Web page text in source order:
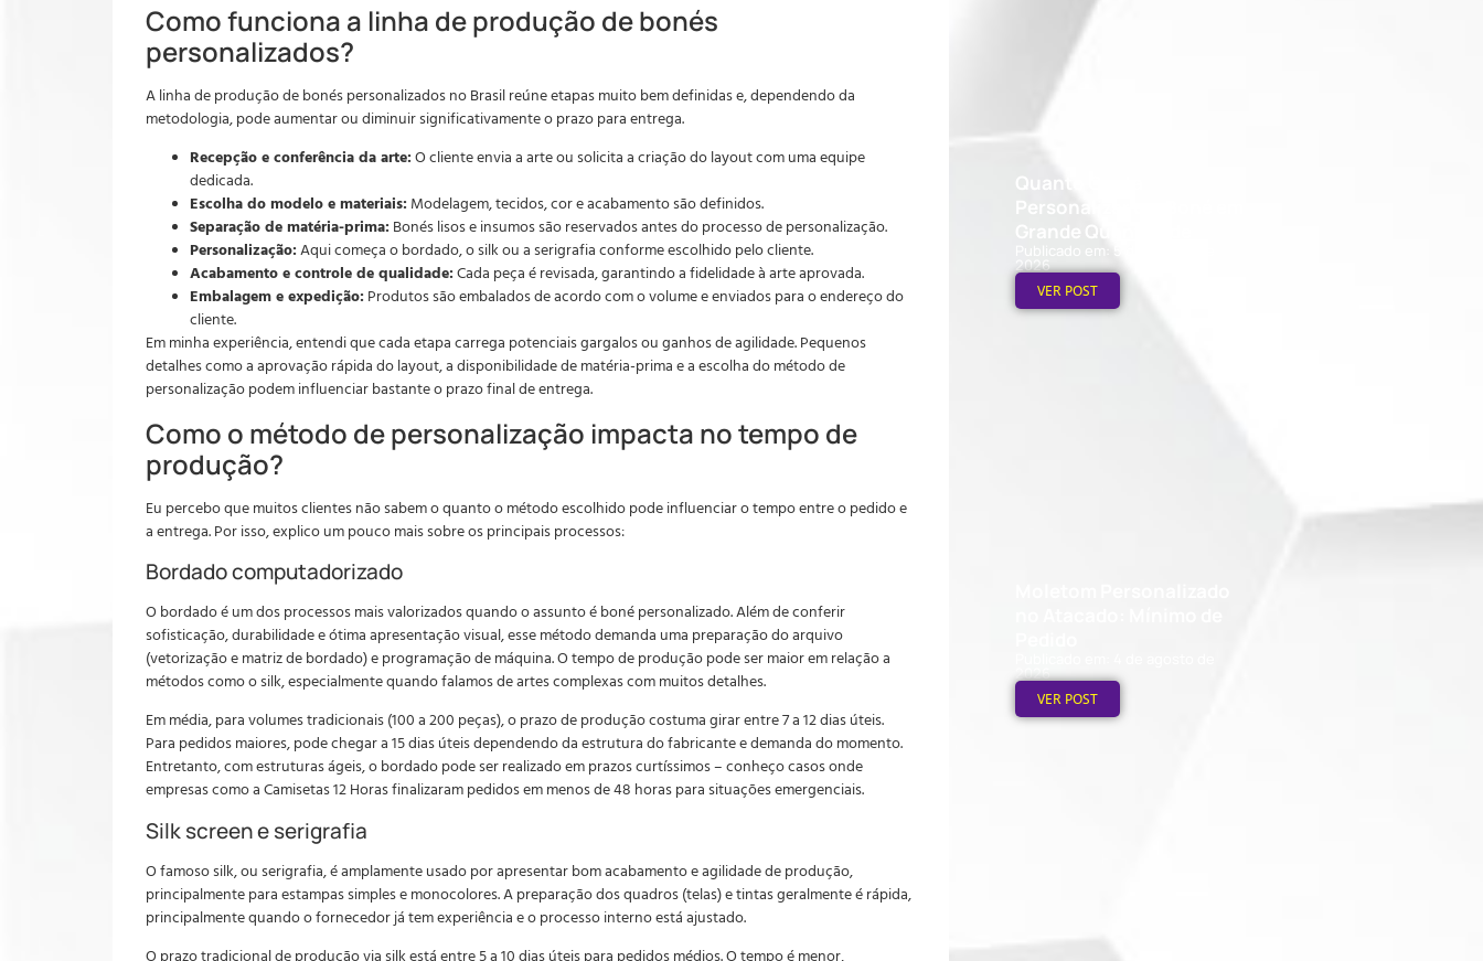
Como funciona a linha de produção de bonés
personalizados?
A linha de produção de bonés personalizados no Brasil reúne etapas muito bem definidas e, dependendo da
metodologia, pode aumentar ou diminuir significativamente o prazo para entrega.
Recepção e conferência da arte: O cliente envia a arte ou solicita a criação do layout com uma equipe
dedicada.
Escolha do modelo e materiais: Modelagem, tecidos, cor e acabamento são definidos.
Separação de matéria-prima: Bonés lisos e insumos são reservados antes do processo de personalização.
Personalização: Aqui começa o bordado, o silk ou a serigrafia conforme escolhido pelo cliente.
Acabamento e controle de qualidade: Cada peça é revisada, garantindo a fidelidade à arte aprovada.
Embalagem e expedição: Produtos são embalados de acordo com o volume e enviados para o endereço do
cliente.
Em minha experiência, entendi que cada etapa carrega potenciais gargalos ou ganhos de agilidade. Pequenos
detalhes como a aprovação rápida do layout, a disponibilidade de matéria-prima e a escolha do método de
personalização podem influenciar bastante o prazo final de entrega.
Como o método de personalização impacta no tempo de
produção?
Eu percebo que muitos clientes não sabem o quanto o método escolhido pode influenciar o tempo entre o pedido e
a entrega. Por isso, explico um pouco mais sobre os principais processos:
Bordado computadorizado
O bordado é um dos processos mais valorizados quando o assunto é boné personalizado. Além de conferir
sofisticação, durabilidade e ótima apresentação visual, esse método demanda uma preparação do arquivo
(vetorização e matriz de bordado) e programação de máquina. O tempo de produção pode ser maior em relação a
métodos como o silk, especialmente quando falamos de artes complexas com muitos detalhes.
Em média, para volumes tradicionais (100 a 200 peças), o prazo de produção costuma girar entre 7 a 12 dias úteis.
Para pedidos maiores, pode chegar a 15 dias úteis dependendo da estrutura do fabricante e demanda do momento.
Entretanto, com estruturas ágeis, o bordado pode ser realizado em prazos curtíssimos – conheço casos onde
empresas como a Camisetas 12 Horas finalizaram pedidos em menos de 48 horas para situações emergenciais.
Silk screen e serigrafia
O famoso silk, ou serigrafia, é amplamente usado por apresentar bom acabamento e agilidade de produção,
principalmente para estampas simples e monocolores. A preparação dos quadros (telas) e tintas geralmente é rápida,
principalmente quando o fornecedor já tem experiência e o processo interno está ajustado.
Quanto Custa
Personalizar um Boné em
Publicado em: 5 de agosto de
2026
VER POST
2026
VER POST